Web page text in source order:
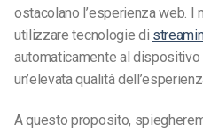
ostacolano l’esperienza web. I
utilizzare tecnologie di
automaticamente al dispositivo
un’elevata qualità
A questo proposito,